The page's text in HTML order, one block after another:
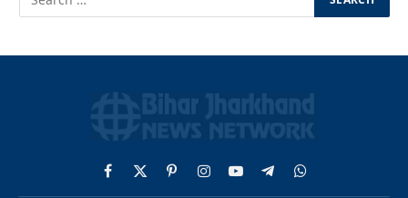
Facebook
X
PinterestInstagram
YouTubeTelegramWhatsApp